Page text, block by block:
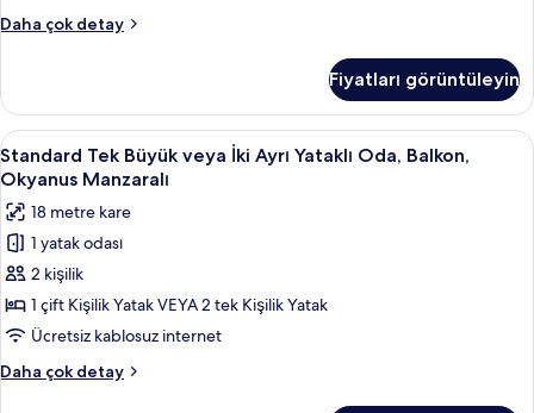
Balkon
fotoğrafları
görün
Daha çok detay
Standard
İki
Ayrı
Yataklı
Oda,
Balkon
hakkında
daha
fazla
detay
Fiyatları görüntüleyin
Standard
Tek
Büyük
veya
İki
Ayrı
Yataklı
Oda,
Balkon,
Okyanus
Masa, güneşlik/perde, ses yalıtımı,
6
Standard Tek Büyük veya İki Ayrı Yataklı Oda, Balkon,
Okyanus Manzaralı
18 metre kare
1 yatak odası
2 kişilik
1 çift Kişilik Yatak VEYA 2 tek Kişilik Yatak
Ücretsiz kablosuz internet
Daha çok detay
Standard